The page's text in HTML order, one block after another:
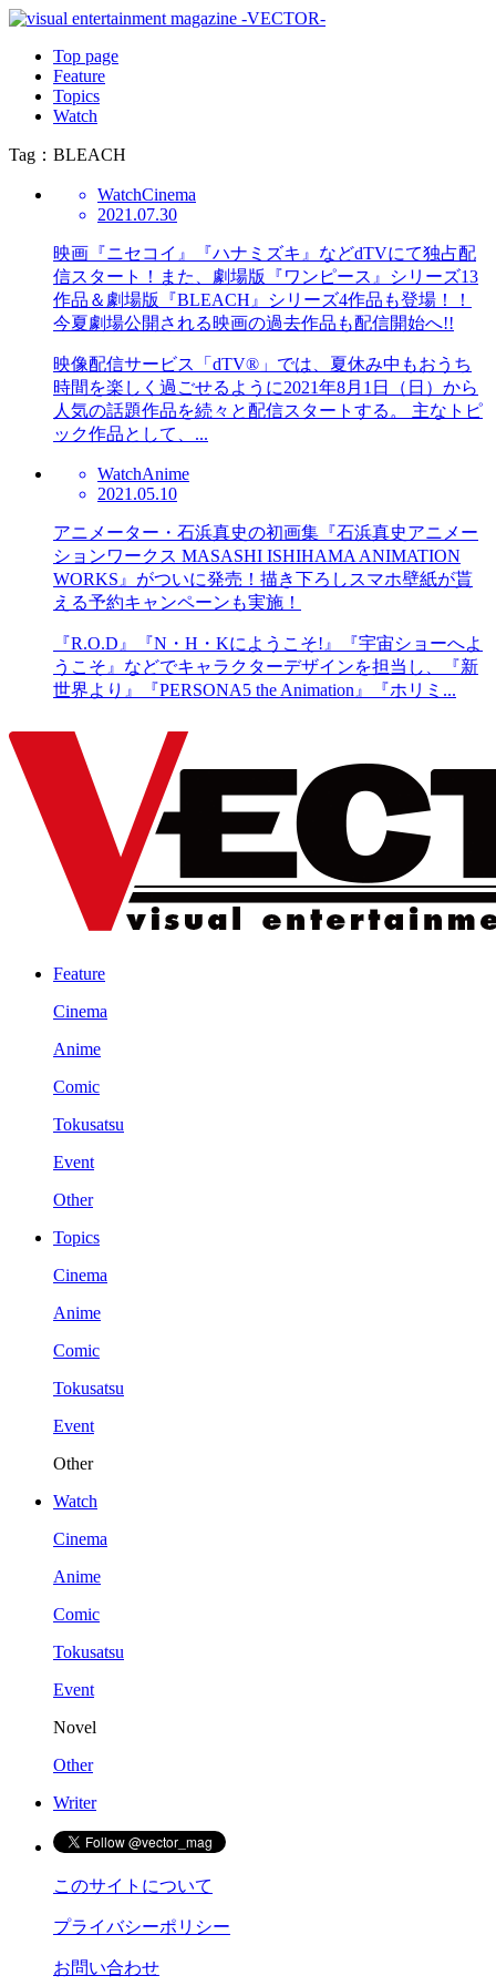
Top page
Feature
Topics
Watch
Tag：BLEACH
WatchCinema
2021.07.30
映画『ニセコイ』『ハナミズキ』などdTVにて独占配
信スタート！また、劇場版『ワンピース』シリーズ13
作品＆劇場版『BLEACH』シリーズ4作品も登場！！
今夏劇場公開される映画の過去作品も配信開始へ!!
映像配信サービス「dTV®」では、夏休み中もおうち
時間を楽しく過ごせるように2021年8月1日（日）から
人気の話題作品を続々と配信スタートする。 主なトピ
ック作品として、...
WatchAnime
2021.05.10
アニメーター・石浜真史の初画集『石浜真史アニメー
ションワークス MASASHI ISHIHAMA ANIMATION
WORKS』がついに発売！描き下ろしスマホ壁紙が貰
える予約キャンペーンも実施！
『R.O.D』『N・H・Kにようこそ!』『宇宙ショーへよ
うこそ』などでキャラクターデザインを担当し、『新
世界より』『PERSONA5 the Animation』『ホリミ...
Feature
Cinema
Anime
Comic
Tokusatsu
Event
Other
Topics
Cinema
Anime
Comic
Tokusatsu
Event
Other
Watch
Cinema
Anime
Comic
Tokusatsu
Event
Novel
Other
Writer
このサイトについて
プライバシーポリシー
お問い合わせ